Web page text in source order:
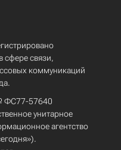
сфере связи,
коммуникаций
ФС77-57640
унитарное
агентство